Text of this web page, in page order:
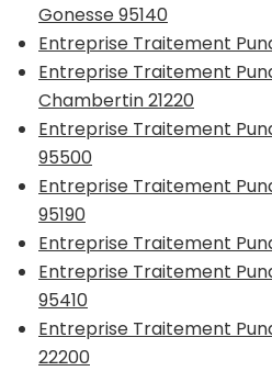
Gonesse 95140
Entreprise Traitement
Entreprise Traitement
Chambertin 21220
Entreprise Traitement
95500
Entreprise Traitement
95190
Entreprise Traitement
Entreprise Traitement
95410
Entreprise Traitement
22200